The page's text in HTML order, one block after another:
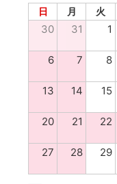
日 月 火
30 31 1
6 7 8
13 14 15
20 21 22
27 28 29